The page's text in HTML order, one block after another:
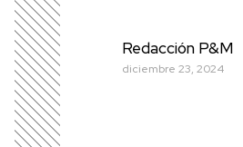
Redacción P&M
diciembre 23, 2024